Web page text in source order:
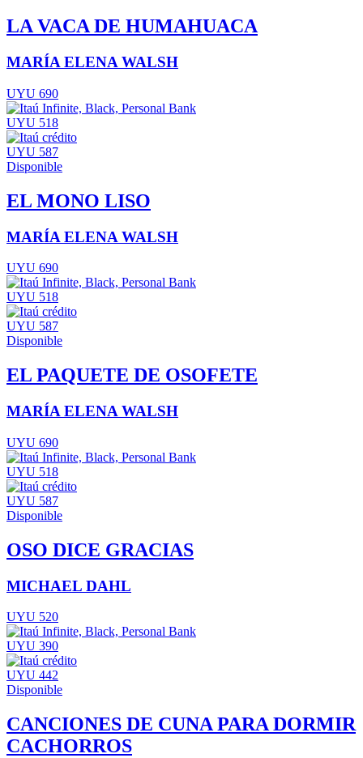
LA VACA DE HUMAHUACA
MARÍA ELENA WALSH
UYU 690
UYU 518
UYU 587
Disponible
EL MONO LISO
MARÍA ELENA WALSH
UYU 690
UYU 518
UYU 587
Disponible
EL PAQUETE DE OSOFETE
MARÍA ELENA WALSH
UYU 690
UYU 518
UYU 587
Disponible
OSO DICE GRACIAS
MICHAEL DAHL
UYU 520
UYU 390
UYU 442
Disponible
CANCIONES DE CUNA PARA DORMIR
CACHORROS